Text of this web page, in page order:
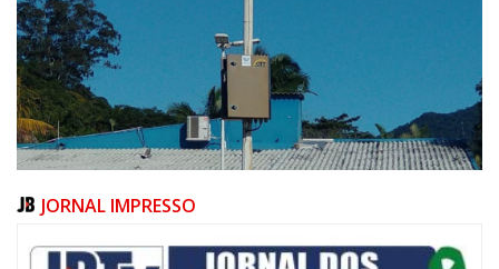
JORNAL IMPRESSO